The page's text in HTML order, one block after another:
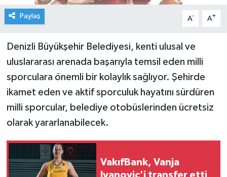
Paylaş A- A+
Denizli Büyükşehir Belediyesi, kenti ulusal ve
uluslararası arenada başarıyla temsil eden milli
sporculara önemli bir kolaylık sağlıyor. Şehirde
ikamet eden ve aktif sporculuk hayatını sürdüren
milli sporcular, belediye otobüslerinden ücretsiz
olarak yararlanabilecek.
VakıfBank, Vanja